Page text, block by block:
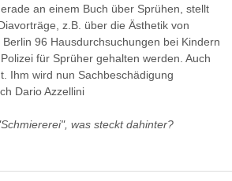
an einem Buch über Sprühen, stellt
z.B. über die Ästhetik von
96 Hausdurchsuchungen bei Kindern
für Sprüher gehalten werden. Auch
Ihm wird nun Sachbeschädigung
Dario Azzellini
was steckt dahinter?